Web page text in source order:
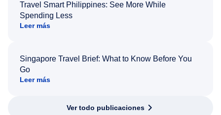
Travel Smart Philippines: See More While
Spending Less
Leer más
Singapore Travel Brief: What to Know Before You
Go
Leer más
Ver todo publicaciones